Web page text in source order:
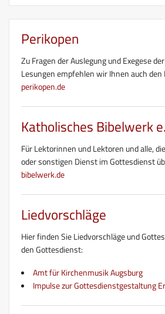
Perikopen
Zu Fragen der Auslegung und Exegese
Lesungen empfehlen wir Ihnen auch den
perikopen.de
Katholisches Bibelwerk
Für Lektorinnen und Lektoren und alle,
oder sonstigen Dienst im Gottesdienst
bibelwerk.de
Liedvorschläge
Hier finden Sie Liedvorschläge und
den Gottesdienst:
Amt für Kirchenmusik Augsburg
Impulse zur Gottesdienstgestaltung